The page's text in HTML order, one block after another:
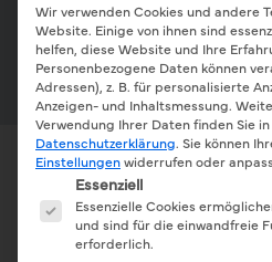
Unsere Broschüre
FIRMENFEIER &
Wir verwenden Cookies und andere
Website. Einige von ihnen sind
helfen, diese Website und Ihre
Personenbezogene Daten können
Adressen), z. B. für personalisierte
Anzeigen- und Inhaltsmessung.
Verwendung Ihrer Daten finden Sie
Datenschutzerklärung. Sie können
Einstellungenwiderrufen oder
Es folgt eine Liste der
Essenziell
Essenzielle Cookies
und sind für die einwandfreie
erforderlich.